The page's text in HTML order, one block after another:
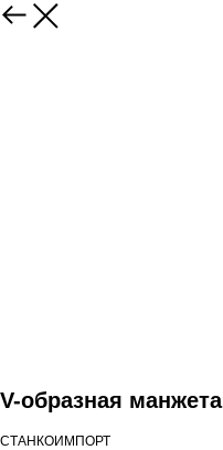
V-образная манжета
СТАНКОИМПОРТ